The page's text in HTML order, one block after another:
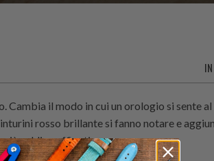
Cambia il modo in cui un orologio si sente
rosso brillante si fanno notare e
più caldi e raffinati.